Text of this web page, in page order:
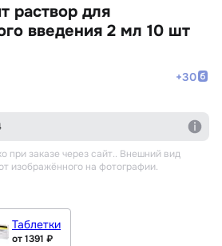
раствор для
введения 2 мл 10 шт
+30
при заказе через сайт.. Внешний вид
изображённого на фотографии.
Таблетки
от 1391 ₽